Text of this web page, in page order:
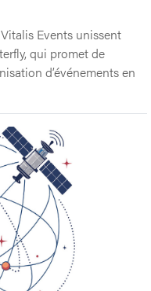
Events unissent
qui promet de
d’événements en